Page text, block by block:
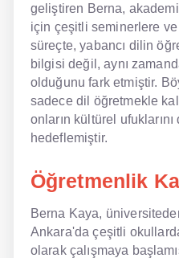
Sözlük
Tavsiyeler
Gizlilik Politikası
Bize Ulaşın
geliştiren Berna,
için çeşitli seminerlere ve
süreçte, yabancı dilin
bilgisi değil, aynı
olduğunu fark etmiştir.
sadece dil öğretmekle
onların kültürel
hedeflemiştir.
Öğretmenlik
Berna Kaya,
Ankara'da çeşitli
olarak çalışmaya